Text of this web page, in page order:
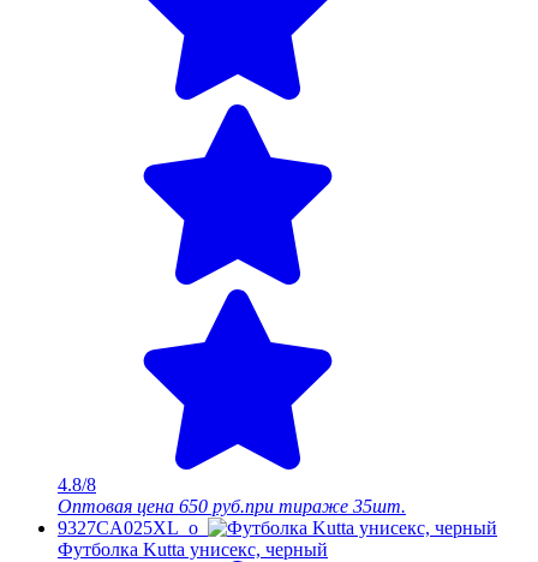
4.8/8
Оптовая цена 650 руб.при тираже 35шт.
9327CA025XL_o
Футболка Kutta унисекс, черный